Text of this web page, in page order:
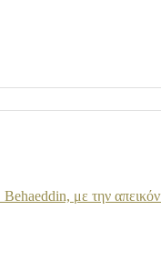
με την